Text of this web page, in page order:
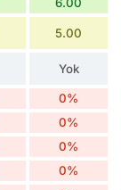
6.00
5.00
Yok
0%
0%
0%
0%